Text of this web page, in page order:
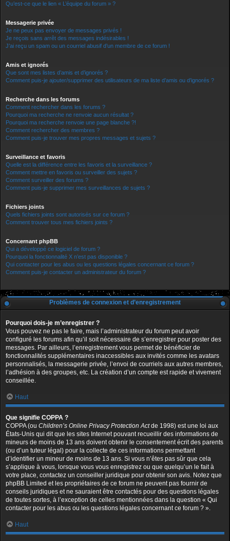
Qu’est-ce que le lien « L’équipe du forum » ?
Messagerie privée
Je ne peux pas envoyer de messages privés !
Je reçois sans arrêt des messages indésirables !
J’ai reçu un spam ou un courriel abusif d’un membre de ce forum !
Amis et ignorés
Que sont mes listes d’amis et d’ignorés ?
Comment puis-je ajouter/supprimer des utilisateurs de ma liste d’amis ou d’ignorés ?
Recherche dans les forums
Comment rechercher dans les forums ?
Pourquoi ma recherche ne renvoie aucun résultat ?
Pourquoi ma recherche renvoie une page blanche ?!
Comment rechercher des membres ?
Comment puis-je trouver mes propres messages et sujets ?
Surveillance et favoris
Quelle est la différence entre les favoris et la surveillance ?
Comment mettre en favoris ou surveiller des sujets ?
Comment surveiller des forums ?
Comment puis-je supprimer mes surveillances de sujets ?
Fichiers joints
Quels fichiers joints sont autorisés sur ce forum ?
Comment trouver tous mes fichiers joints ?
Concernant phpBB
Qui a développé ce logiciel de forum ?
Pourquoi la fonctionnalité X n’est pas disponible ?
Qui contacter pour les abus ou les questions légales concernant ce forum ?
Comment puis-je contacter un administrateur du forum ?
Problèmes de connexion et d’enregistrement
Pourquoi dois-je m’enregistrer ?
Vous pouvez ne pas le faire, mais l’administrateur du forum peut avoir
configuré les forums afin qu’il soit nécessaire de s’enregistrer pour poster des
messages. Par ailleurs, l’enregistrement vous permet de bénéficier de
fonctionnalités supplémentaires inaccessibles aux invités comme les avatars
personnalisés, la messagerie privée, l’envoi de courriels aux autres membres,
l’adhésion à des groupes, etc. La création d’un compte est rapide et vivement
conseillée.
Haut
Que signifie COPPA ?
COPPA (ou Children’s Online Privacy Protection Actde 1998) est une loi aux
États-Unis qui dit que les sites Internet pouvant recueillir des informations de
mineurs de moins de 13 ans doivent obtenir le consentement écrit des parents
(ou d’un tuteur légal) pour la collecte de ces informations permettant
d’identifier un mineur de moins de 13 ans. Si vous n’êtes pas sûr que cela
s’applique à vous, lorsque vous vous enregistrez ou que quelqu’un le fait à
votre place, contactez un conseiller juridique pour obtenir son avis. Notez que
phpBB Limited et les propriétaires de ce forum ne peuvent pas fournir de
conseils juridiques et ne sauraient être contactés pour des questions légales
de toutes sortes, à l’exception de celles mentionnées dans la question « Qui
contacter pour les abus ou les questions légales concernant ce forum ? ».
Haut